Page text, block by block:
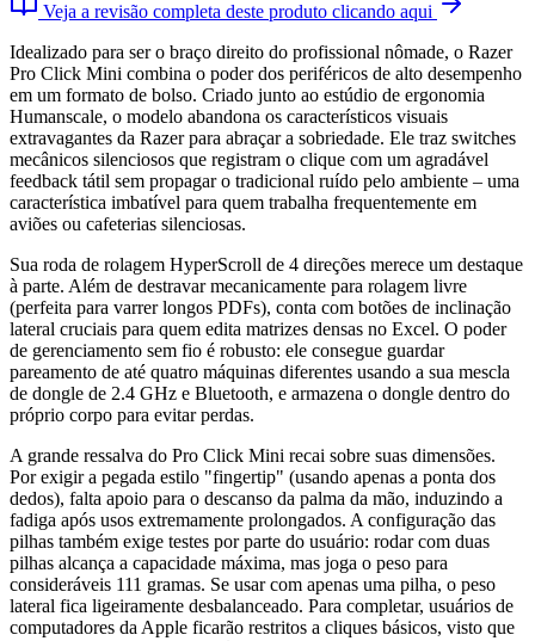
Veja a revisão completa deste produto clicando aqui
Idealizado para ser o braço direito do profissional nômade, o Razer
Pro Click Mini combina o poder dos periféricos de alto desempenho
em um formato de bolso. Criado junto ao estúdio de ergonomia
Humanscale, o modelo abandona os característicos visuais
extravagantes da Razer para abraçar a sobriedade. Ele traz switches
mecânicos silenciosos que registram o clique com um agradável
feedback tátil sem propagar o tradicional ruído pelo ambiente – uma
característica imbatível para quem trabalha frequentemente em
aviões ou cafeterias silenciosas.
Sua roda de rolagem HyperScroll de 4 direções merece um destaque
à parte. Além de destravar mecanicamente para rolagem livre
(perfeita para varrer longos PDFs), conta com botões de inclinação
lateral cruciais para quem edita matrizes densas no Excel. O poder
de gerenciamento sem fio é robusto: ele consegue guardar
pareamento de até quatro máquinas diferentes usando a sua mescla
de dongle de 2.4 GHz e Bluetooth, e armazena o dongle dentro do
próprio corpo para evitar perdas.
A grande ressalva do Pro Click Mini recai sobre suas dimensões.
Por exigir a pegada estilo "fingertip" (usando apenas a ponta dos
dedos), falta apoio para o descanso da palma da mão, induzindo a
fadiga após usos extremamente prolongados. A configuração das
pilhas também exige testes por parte do usuário: rodar com duas
pilhas alcança a capacidade máxima, mas joga o peso para
consideráveis 111 gramas. Se usar com apenas uma pilha, o peso
lateral fica ligeiramente desbalanceado. Para completar, usuários de
computadores da Apple ficarão restritos a cliques básicos, visto que